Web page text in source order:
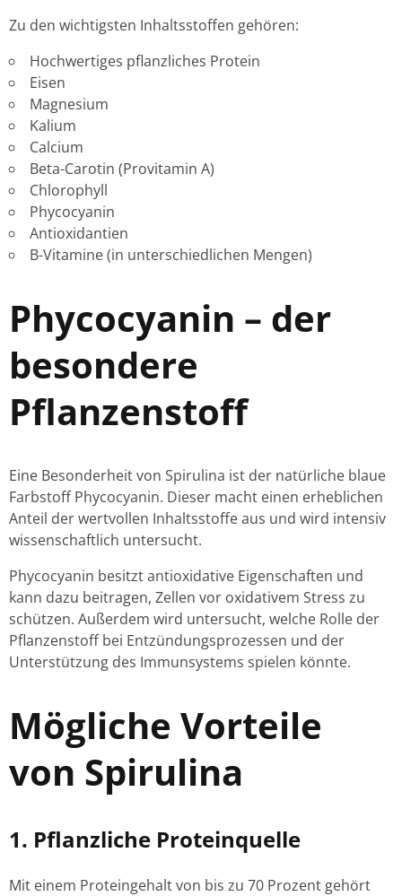
Zu den wichtigsten Inhaltsstoffen gehören:
Hochwertiges pflanzliches Protein
Eisen
Magnesium
Kalium
Calcium
Beta-Carotin (Provitamin A)
Chlorophyll
Phycocyanin
Antioxidantien
B-Vitamine (in unterschiedlichen Mengen)
Phycocyanin – der
besondere
Pflanzenstoff
Eine Besonderheit von Spirulina ist der natürliche blaue
Farbstoff Phycocyanin. Dieser macht einen erheblichen
Anteil der wertvollen Inhaltsstoffe aus und wird intensiv
wissenschaftlich untersucht.
Phycocyanin besitzt antioxidative Eigenschaften und
kann dazu beitragen, Zellen vor oxidativem Stress zu
schützen. Außerdem wird untersucht, welche Rolle der
Pflanzenstoff bei Entzündungsprozessen und der
Unterstützung des Immunsystems spielen könnte.
Mögliche Vorteile
von Spirulina
1. Pflanzliche Proteinquelle
Mit einem Proteingehalt von bis zu 70 Prozent gehört